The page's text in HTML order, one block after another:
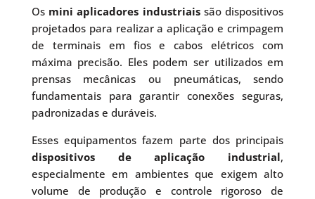
Os mini aplicadores industriaissão dispositivos
projetados para realizar a aplicação e crimpagem
de terminais em fios e cabos elétricos com
máxima precisão. Eles podem ser utilizados em
prensas mecânicas ou pneumáticas, sendo
fundamentais para garantir conexões seguras,
padronizadas e duráveis.
Esses equipamentos fazem parte dos principais
dispositivos de aplicação industrial,
especialmente em ambientes que exigem alto
volume de produção e controle rigoroso de